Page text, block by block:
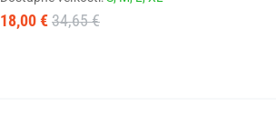
18,00 € 34,65 €